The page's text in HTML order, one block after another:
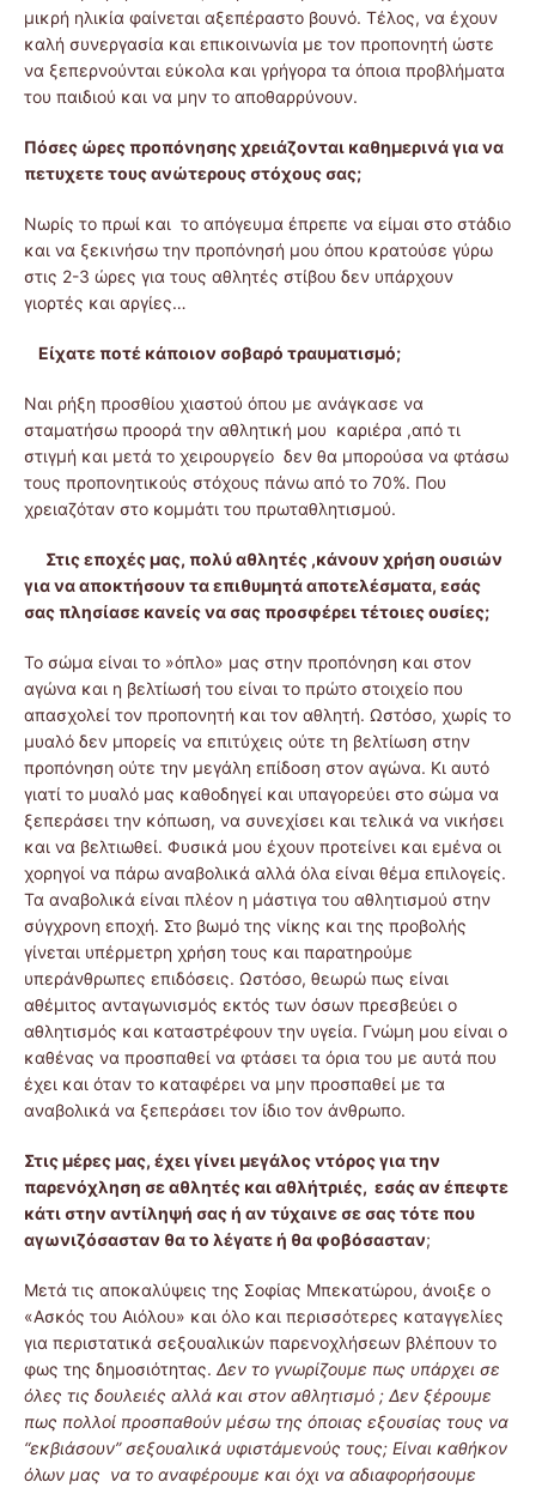
μικρή ηλικία φαίνεται αξεπέραστο βουνό. Τέλος, να έχουν
καλή συνεργασία και επικοινωνία με τον προπονητή ώστε
να ξεπερνούνται εύκολα και γρήγορα τα όποια προβλήματα
του παιδιού και να μην το αποθαρρύνουν.
Πόσες ώρες προπόνησης χρειάζονται καθημερινά για να
πετυχετε τους ανώτερους στόχους σας;
Νωρίς το πρωί και το απόγευμα έπρεπε να είμαι στο στάδιο
και να ξεκινήσω την προπόνησή μου όπου κρατούσε γύρω
στις 2-3 ώρες για τους αθλητές στίβου δεν υπάρχουν
γιορτές και αργίες…
Είχατε ποτέ κάποιον σοβαρό τραυματισμό;
Ναι ρήξη προσθίου χιαστού όπου με ανάγκασε να
σταματήσω προορά την αθλητική μου καριέρα ,από τι
στιγμή και μετά το χειρουργείο δεν θα μπορούσα να φτάσω
τους προπονητικούς στόχους πάνω από το 70%. Που
χρειαζόταν στο κομμάτι του πρωταθλητισμού.
Στις εποχές μας, πολύ αθλητές ,κάνουν χρήση ουσιών
για να αποκτήσουν τα επιθυμητά αποτελέσματα, εσάς
σας πλησίασε κανείς να σας προσφέρει τέτοιεςουσίες;
Το σώμα είναι το »όπλο» μας στην προπόνηση και στον
αγώνα και η βελτίωσή του είναι το πρώτο στοιχείο που
απασχολεί τον προπονητή και τον αθλητή. Ωστόσο, χωρίς το
μυαλό δεν μπορείς να επιτύχεις ούτε τη βελτίωση στην
προπόνηση ούτε την μεγάλη επίδοση στον αγώνα. Κι αυτό
γιατί το μυαλό μας καθοδηγεί και υπαγορεύει στο σώμα να
ξεπεράσει την κόπωση, να συνεχίσει και τελικά να νικήσει
και να βελτιωθεί. Φυσικά μου έχουν προτείνει και εμένα οι
χορηγοί να πάρω αναβολικά αλλά όλα είναι θέμα επιλογείς.
Τα αναβολικά είναι πλέον η μάστιγα του αθλητισμού στην
σύγχρονη εποχή. Στο βωμό της νίκης και της προβολής
γίνεται υπέρμετρη χρήση τους και παρατηρούμε
υπεράνθρωπες επιδόσεις. Ωστόσο, θεωρώ πως είναι
αθέμιτος ανταγωνισμός εκτός των όσων πρεσβεύει ο
αθλητισμός και καταστρέφουν την υγεία. Γνώμη μου είναι ο
καθένας να προσπαθεί να φτάσει τα όρια του με αυτά που
έχει και όταν το καταφέρει να μην προσπαθεί με τα
αναβολικά να ξεπεράσει τον ίδιο τον άνθρωπο.
Στις μέρες μας, έχει γίνει μεγάλος ντόρος για την
παρενόχληση σε αθλητές και αθλήτριές, εσάς αν έπεφτε
κάτι στην αντίληψή σας ή αν τύχαινε σε σας τότε που
αγωνιζόσασταν θα το λέγατε ή θα φοβόσασταν;
Μετά τις αποκαλύψεις της Σοφίας Μπεκατώρου, άνοιξε ο
«Ασκός του Αιόλου» και όλο και περισσότερες καταγγελίες
για περιστατικά σεξουαλικών παρενοχλήσεων βλέπουν το
φως της δημοσιότητας. Δεν το γνωρίζουμε πως υπάρχει σε
όλες τις δουλειές αλλά και στον αθλητισμό ; ∆εν ξέρουμε
πως πολλοί προσπαθούν µέσω της όποιας εξουσίας τους να
“εκβιάσουν” σεξουαλικά υφιστάµενούς τους; Είναι καθήκον
όλων μας να το αναφέρουμε και όχι να αδιαφορήσουμε